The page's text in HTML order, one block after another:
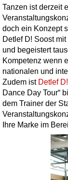
Tanzen ist derzeit
doch ein Konzept
Detlef D! Soost mit
und begeistert
Kompetenz wenn
nationalen und
Zudem ist Detlef
Dance Day Tour“
dem Trainer der
Ihre Marke im